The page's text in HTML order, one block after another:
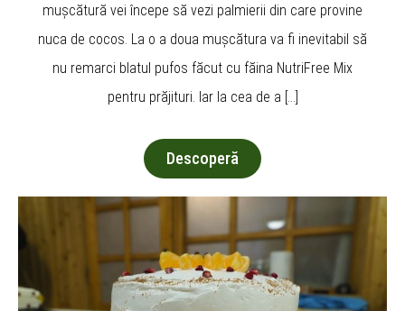
mușcătură vei începe să vezi palmierii din care provine
nuca de cocos. La o a doua mușcătura va fi inevitabil să
nu remarci blatul pufos făcut cu făina NutriFree Mix
pentru prăjituri. Iar la cea de a […]
Descoperă